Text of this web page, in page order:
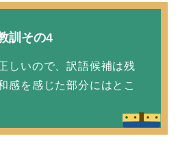
訓その4
しいので、訳語候補は残
感を感じた部分にはとこ